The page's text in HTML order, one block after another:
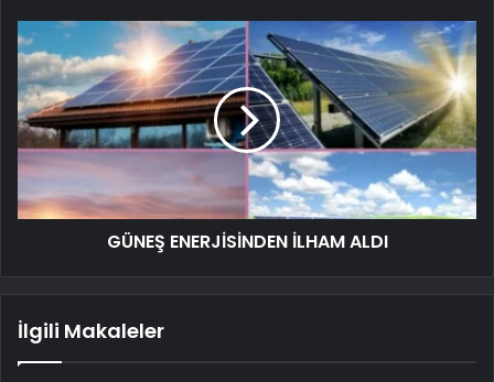
GÜNEŞ ENERJİSİNDEN İLHAM ALDI
İlgili Makaleler